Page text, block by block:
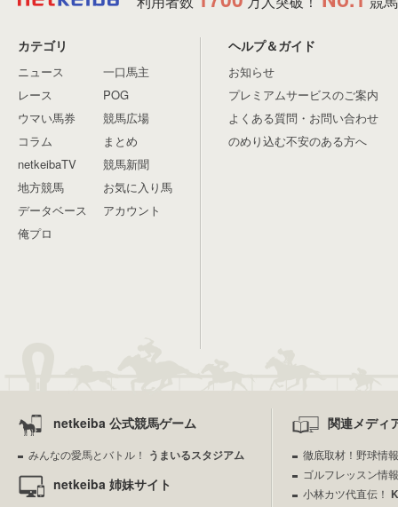
カテゴリ
ニュース
レース
ウマい馬券
コラム
netkeibaTV
地方競馬
データベース
俺プロ
一口馬主
POG
競馬広場
まとめ
競馬新聞
お気に入り馬
アカウント
ヘルプ＆ガイド
お知らせ
プレミアムサービスのご案内
よくある質問・お問い合わせ
のめり込む不安のある方へ
netkeiba 公式競馬ゲーム
みんなの愛馬とバトル！ うまいるスタジアム
netkeiba 姉妹サイト
関連メディ
徹底取材！野球情
ゴルフレッスン情
小林カツ代直伝！